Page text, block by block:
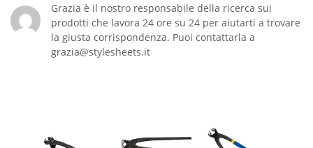
Grazia è il nostro responsabile della ricerca sui
prodotti che lavora 24 ore su 24 per aiutarti a trovare
la giusta corrispondenza. Puoi contattarla a
grazia@stylesheets.it